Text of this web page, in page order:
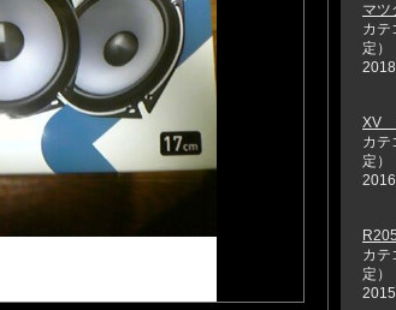
マツ
カテ
定）
XV
カテ
定）
カテ
定）